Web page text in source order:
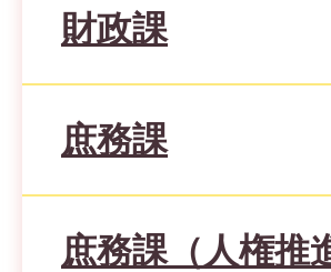
財政課
庶務課
庶務課（人権推